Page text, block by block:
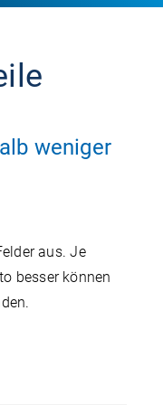
weniger
aus. Je
besser können